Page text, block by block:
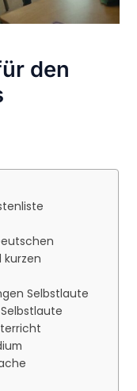
den
kurzen
Selbstlaute